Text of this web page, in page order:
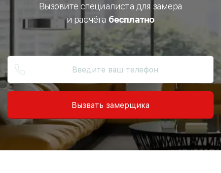
Вызовите специалиста для замера
и расчёта бесплатно
Вызвать замерщика